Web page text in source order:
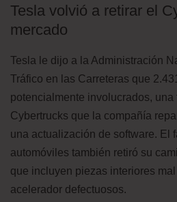
Tesla volvió a retirar el
mercado
Tesla le dijo a la Administración
Tráfico en las Carreteras que
potencialmente involucrados,
Cybertrucks que la compañía
una actualización de software. El
automóviles también retiró su
que incluyen piezas interiores
acelerador defectuosos.